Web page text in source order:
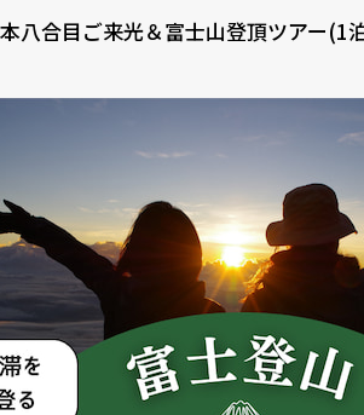
本八合目ご来光＆富士山登頂ツアー(1